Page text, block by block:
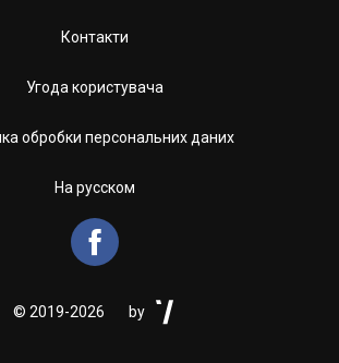
Контакти
Угода користувача
обробки персональних даних
На русском

© 2019-2026 by 